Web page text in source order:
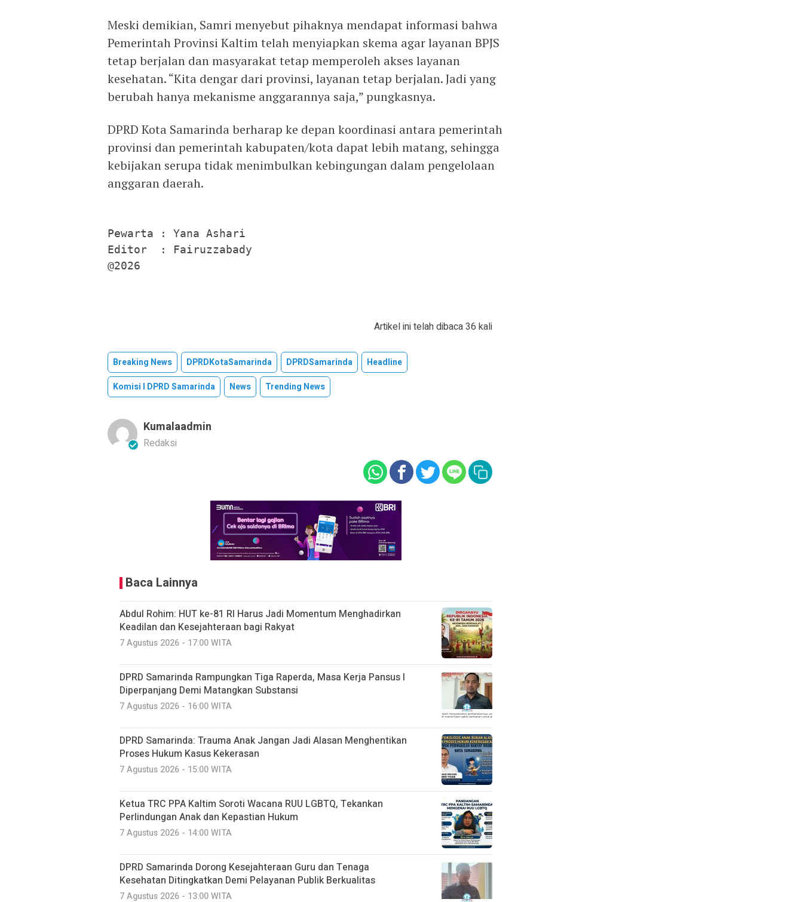
Meski demikian, Samri menyebut pihaknya mendapat informasi bahwa
Pemerintah Provinsi Kaltim telah menyiapkan skema agar layanan BPJS
tetap berjalan dan masyarakat tetap memperoleh akses layanan
kesehatan. “Kita dengar dari provinsi, layanan tetap berjalan. Jadi yang
berubah hanya mekanisme anggarannya saja,” pungkasnya.
DPRD Kota Samarinda berharap ke depan koordinasi antara pemerintah
provinsi dan pemerintah kabupaten/kota dapat lebih matang, sehingga
kebijakan serupa tidak menimbulkan kebingungan dalam pengelolaan
anggaran daerah.
Pewarta : Yana Ashari
Editor  : Fairuzzabady
@2026
Artikel ini telah dibaca 36 kali
Breaking News DPRDKotaSamarinda DPRDSamarinda
Headline
Komisi I DPRD Samarinda
News Trending News
Kumalaadmin
Redaksi
Baca Lainnya
Abdul Rohim: HUT ke-81 RI Harus Jadi Momentum Menghadirkan
Keadilan dan Kesejahteraan bagi Rakyat
7 Agustus 2026 - 17:00 WITA
DPRD Samarinda Rampungkan Tiga Raperda, Masa Kerja Pansus I
Diperpanjang Demi Matangkan Substansi
7 Agustus 2026 - 16:00 WITA
DPRD Samarinda: Trauma Anak Jangan Jadi Alasan Menghentikan
Proses Hukum Kasus Kekerasan
7 Agustus 2026 - 15:00 WITA
Ketua TRC PPA Kaltim Soroti Wacana RUU LGBTQ, Tekankan
Perlindungan Anak dan Kepastian Hukum
7 Agustus 2026 - 14:00 WITA
DPRD Samarinda Dorong Kesejahteraan Guru dan Tenaga
Kesehatan Ditingkatkan Demi Pelayanan Publik Berkualitas
7 Agustus 2026 - 13:00 WITA